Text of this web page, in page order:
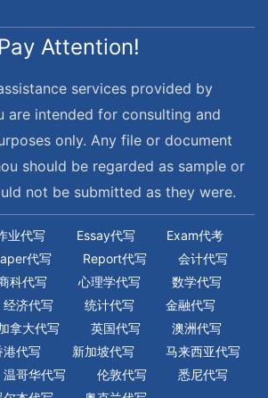
Pay Attention!
services provided by
are intended for consulting and
only. Any file or document
should be regarded as sample or
not be submitted as they were.
业代写 Essay代写
Exam代考
代写 Report代写
会计代写
科代写 心理学代写
数学代写
经济代写 统计代写
金融代写
拿大代写 英国代写
澳洲代写
港代写 新加坡代写
马来西亚代写
温哥华代写 伦敦代写
悉尼代写